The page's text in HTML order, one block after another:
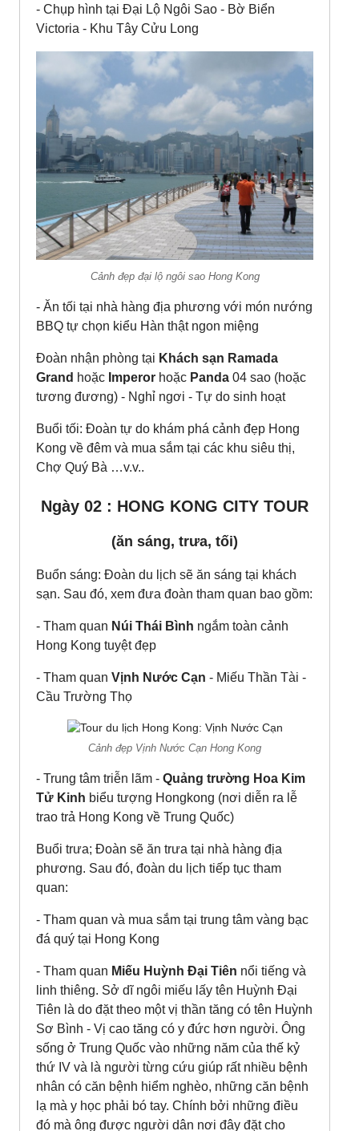
- Chụp hình tại Đại Lộ Ngôi Sao - Bờ Biển
Victoria - Khu Tây Cửu Long
Cảnh đẹp đại lộ ngôi sao Hong Kong
- Ăn tối tại nhà hàng địa phương với món nướng
BBQ tự chọn kiểu Hàn thật ngon miệng
Đoàn nhận phòng tại Khách sạn Ramada
Grand hoặc Imperor hoặc Panda 04 sao (hoặc
tương đương) - Nghỉ ngơi - Tự do sinh hoạt
Buổi tối: Đoàn tự do khám phá cảnh đẹp Hong
Kong về đêm và mua sắm tại các khu siêu thị,
Chợ Quý Bà …v.v..
Ngày 02 : HONG KONG CITY TOUR
(ăn sáng, trưa, tối)
Buổn sáng: Đoàn du lịch sẽ ăn sáng tại khách
sạn. Sau đó, xem đưa đoàn tham quan bao gồm:
- Tham quan Núi Thái Bình ngắm toàn cảnh
Hong Kong tuyệt đẹp
- Tham quan Vịnh Nước Cạn - Miếu Thần Tài -
Cầu Trường Thọ
Cảnh đẹp Vịnh Nước Cạn Hong Kong
- Trung tâm triễn lãm - Quảng trường Hoa Kim
Tử Kinh biểu tượng Hongkong (nơi diễn ra lễ
trao trả Hong Kong về Trung Quốc)
Buổi trưa; Đoàn sẽ ăn trưa tại nhà hàng địa
phương. Sau đó, đoàn du lịch tiếp tục tham
quan:
- Tham quan và mua sắm tại trung tâm vàng bạc
đá quý tại Hong Kong
- Tham quan Miếu Huỳnh Đại Tiên nổi tiếng và
linh thiêng. Sở dĩ ngôi miếu lấy tên Huỳnh Đại
Tiên là do đặt theo một vị thần tăng có tên Huỳnh
Sơ Bình - Vị cao tăng có y đức hơn người. Ông
sống ở Trung Quốc vào những năm của thế kỷ
thứ IV và là người từng cứu giúp rất nhiều bệnh
nhân có căn bệnh hiểm nghèo, những căn bệnh
lạ mà y học phải bó tay. Chính bởi những điều
đó mà ông được người dân nơi đây đặt cho